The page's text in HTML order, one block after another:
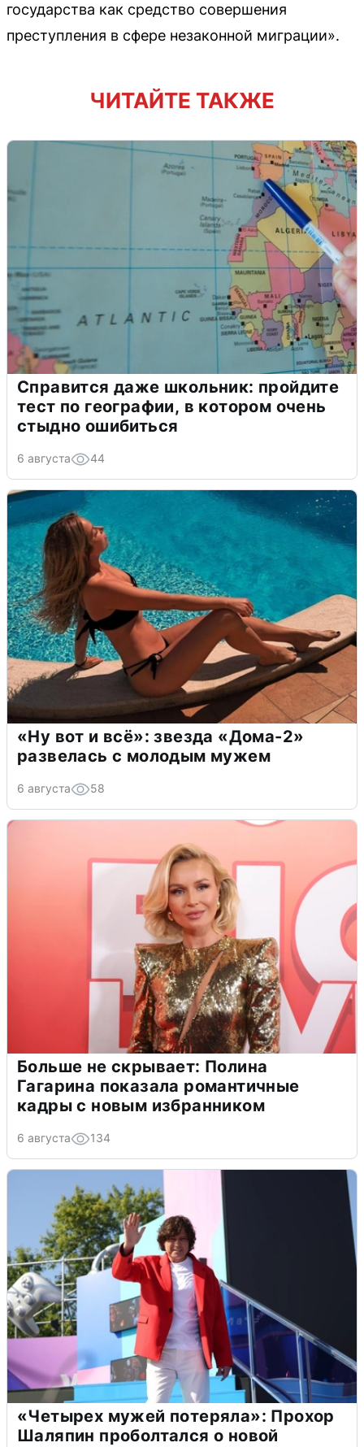
государства как средство совершения
преступления в сфере незаконной миграции».
ЧИТАЙТЕ ТАКЖЕ
Справится даже школьник: пройдите
тест по географии, в котором очень
стыдно ошибиться
6 августа 44
«Ну вот и всё»: звезда «Дома-2»
развелась с молодым мужем
6 августа 58
Больше не скрывает: Полина
Гагарина показала романтичные
кадры с новым избранником
6 августа 134
«Четырех мужей потеряла»: Прохор
Шаляпин проболтался о новой